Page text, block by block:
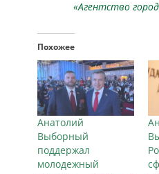
«Агентство
Похожее
Анатолий
Выборный
поддержал
молодежный